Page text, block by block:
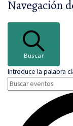
Navegación
Buscar
Introduce la palabra